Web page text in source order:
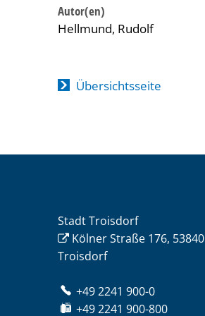
Hellmund, Rudolf
Übersichtsseite
Stadt Troisdorf
Kölner Straße 176, 53840
Troisdorf
+49 2241 900-0
+49 2241 900-800